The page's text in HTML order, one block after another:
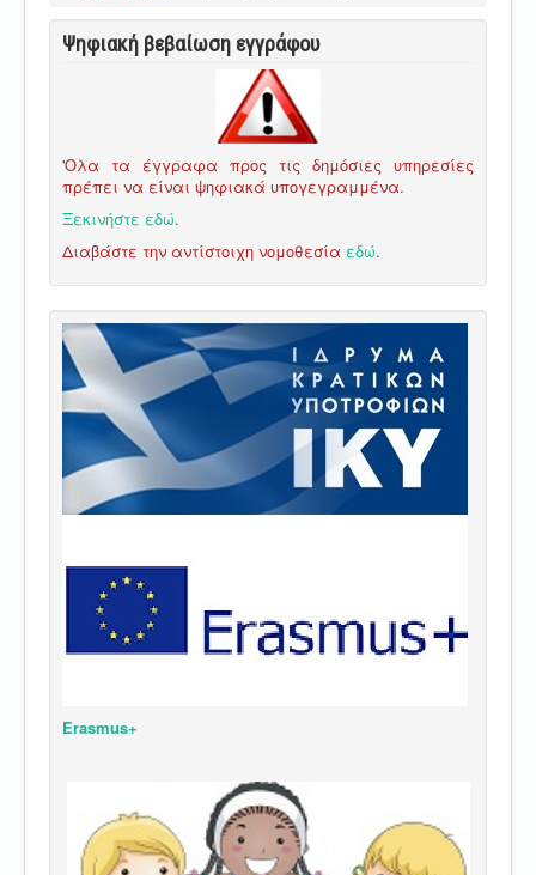
Ψηφιακή βεβαίωση εγγράφου
'Ολα τα έγγραφα προς τις δημόσιες υπηρεσίες
πρέπει να είναι ψηφιακά υπογεγραμμένα.
Ξεκινήστε εδώ.
Διαβάστε την αντίστοιχη νομοθεσία εδώ.
Erasmus+